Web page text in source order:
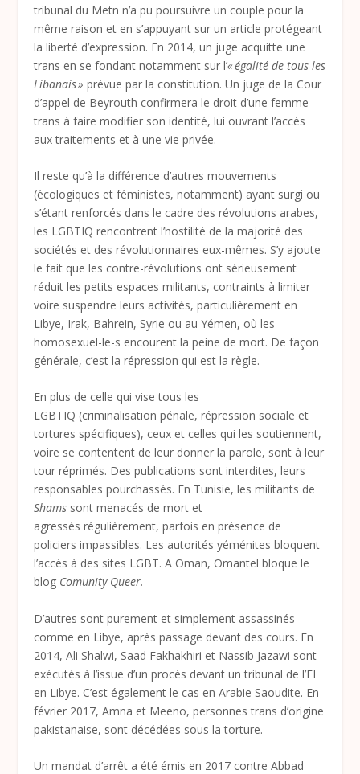
tribunal du Metn n’a pu poursuivre un couple pour la
même raison et en s’appuyant sur un article protégeant
la liberté d’expression. En 2014, un juge acquitte une
trans en se fondant notamment sur l’« égalité de tous les
Libanais » prévue par la constitution. Un juge de la Cour
d’appel de Beyrouth confirmera le droit d’une femme
trans à faire modifier son identité, lui ouvrant l’accès
aux traitements et à une vie privée.
Il reste qu’à la différence d’autres mouvements
(écologiques et féministes, notamment) ayant surgi ou
s’étant renforcés dans le cadre des révolutions arabes,
les LGBTIQ rencontrent l’hostilité de la majorité des
sociétés et des révolutionnaires eux-mêmes. S’y ajoute
le fait que les contre-révolutions ont sérieusement
réduit les petits espaces militants, contraints à limiter
voire suspendre leurs activités, particulièrement en
Libye, Irak, Bahrein, Syrie ou au Yémen, où les
homosexuel-le-s encourent la peine de mort. De façon
générale, c’est la répression qui est la règle.
En plus de celle qui vise tous les
LGBTIQ (criminalisation pénale, répression sociale et
tortures spécifiques), ceux et celles qui les soutiennent,
voire se contentent de leur donner la parole, sont à leur
tour réprimés. Des publications sont interdites, leurs
responsables pourchassés. En Tunisie, les militants de
Shams sont menacés de mort et
agressés régulièrement, parfois en présence de
policiers impassibles. Les autorités yéménites bloquent
l’accès à des sites LGBT. A Oman, Omantel bloque le
blog Comunity Queer.
D’autres sont purement et simplement assassinés
comme en Libye, après passage devant des cours. En
2014, Ali Shalwi, Saad Fakhakhiri et Nassib Jazawi sont
exécutés à l’issue d’un procès devant un tribunal de l’EI
en Libye. C’est également le cas en Arabie Saoudite. En
février 2017, Amna et Meeno, personnes trans d’origine
pakistanaise, sont décédées sous la torture.
Un mandat d’arrêt a été émis en 2017 contre Abbad